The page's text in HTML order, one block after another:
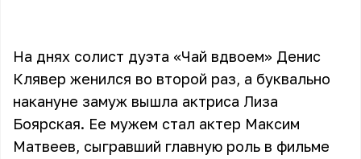
На днях солист дуэта «Чай вдвоем» Денис
Клявер женился во второй раз, а буквально
накануне замуж вышла актриса Лиза
Боярская. Ее мужем стал актер Максим
Матвеев, сыгравший главную роль в фильме